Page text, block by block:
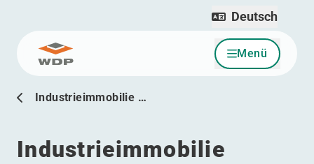
Zum Inhalt wechseln Menü
Deutsch
Industrieimmobilie …
Industrieimmobilie